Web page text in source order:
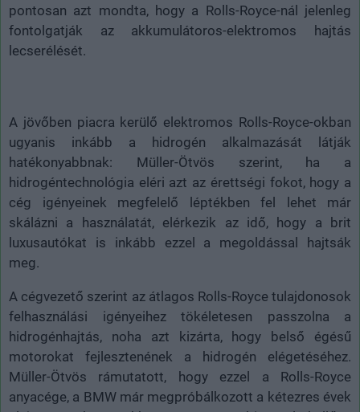
pontosan azt mondta, hogy a Rolls-Royce-nál jelenleg
fontolgatják az akkumulátoros-elektromos hajtás
lecserélését.
A jövőben piacra kerülő elektromos Rolls-Royce-okban
ugyanis inkább a hidrogén alkalmazását látják
hatékonyabbnak: Müller-Ötvös szerint, ha a
hidrogéntechnológia eléri azt az érettségi fokot, hogy a
cég igényeinek megfelelő léptékben fel lehet már
skálázni a használatát, elérkezik az idő, hogy a brit
luxusautókat is inkább ezzel a megoldással hajtsák
meg.
A cégvezető szerint az átlagos Rolls-Royce tulajdonosok
felhasználási igényeihez tökéletesen passzolna a
hidrogénhajtás, noha azt kizárta, hogy belső égésű
motorokat fejlesztenének a hidrogén elégetéséhez.
Müller-Ötvös rámutatott, hogy ezzel a Rolls-Royce
anyacége, a BMW már megpróbálkozott a kétezres évek